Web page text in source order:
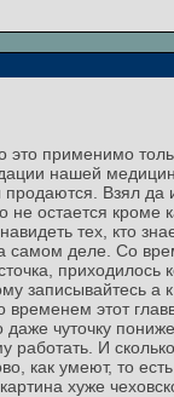
это применимо
нашей
Взял да
не остается кроме
тех, кто
самом деле. Со
приходилось
записывайтесь
временем этот
чуточку
работать. И
как умеют, то
хуже